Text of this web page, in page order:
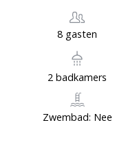
8 gasten
2 badkamers
Zwembad: Nee